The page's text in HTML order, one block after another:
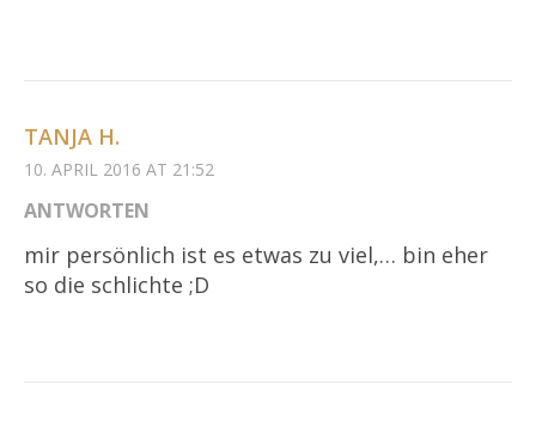
TANJA H.
10. APRIL 2016 AT 21:52
ANTWORTEN
mir persönlich ist es etwas zu viel,… bin eher
so die schlichte ;D